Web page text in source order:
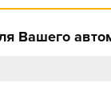
Вашего